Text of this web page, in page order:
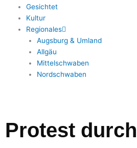
Gesichtet
Kultur
Regionales
Augsburg & Umland
Allgäu
Mittelschwaben
Nordschwaben
Protest durch